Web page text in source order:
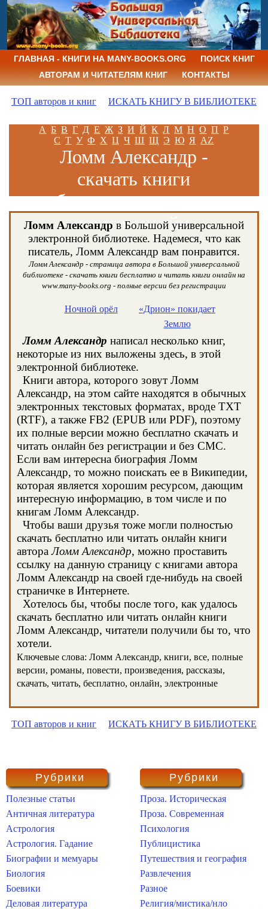
ГЛАВНАЯ - КНИГИ НА MANY-BOOKS.ORG
ПОИСК КНИГ
АВТОРАМ И ЧИТАТЕЛЯМ КНИГ
КОНТАКТЫ
ТОП авторов и книг ИСКАТЬ КНИГУ В БИБЛИОТЕКЕ
А Б В Г Д Е Ж З И Й К Л М Н О П Р
С Т У Ф Х Ц Ч Ш Щ Э Ю Я AZ
Ломм Александр -
скачать книги
бесплатно и читать
книги онлайн
Ломм Александр в Большой универсальной
электронной библиотеке. Надемеся, что как
писатель, Ломм Александр вам понравится.
Ломм Александр - страница автора в Большой универсальной
библиотеке - скачать книги бесплатно и читать книги онлайн на
www.many-books.org - полные версии без регистрации
Ночной орёл
«Дрион» покидает
Землю
Ломм Александр написал несколько книг,
некоторые из них выложены здесь, в этой
электронной библиотеке.
Книги автора, которого зовут Ломм
Александр, на этом сайте находятся в обычных
электронных текстовых форматах, вроде TXT
(RTF), а также FB2 (EPUB или PDF), поэтому
их полные версии можно бесплатно скачать и
читать онлайн без регистрации и без СМС.
Если вам интересна биография Ломм
Александр, то можно поискать ее в Википедии,
которая является хорошим ресурсом, дающим
интересную информацию, в том числе и по
книгам Ломм Александр.
Чтобы ваши друзья тоже могли полностью
скачать бесплатно или читать онлайн книги
автораЛомм Александр, можно проставить
ссылку на данную страницу с книгами автора
Ломм Александр на своей где-нибудь на своей
страничке в Интернете.
Хотелось бы, чтобы после того, как удалось
скачать бесплатно или читать онлайн книги
Ломм Александр, читатели получили бы то, что
хотели.
Ключевые слова: Ломм Александр, книги, все, полные
версии, романы, повести, произведения, рассказы,
скачать, читать, бесплатно, онлайн, электронные
ТОП авторов и книг ИСКАТЬ КНИГУ В БИБЛИОТЕКЕ
Рубрики
Полезные статьи
Античная литература
Астрология
Астрология. Гадание
Биографии и мемуары
Биология
Боевики
Деловая литература
Рубрики
Проза. Историческая
Проза. Современная
Психология
Публицистика
Путешествия и география
Развлечения
Разное
Религия/мистика/нло